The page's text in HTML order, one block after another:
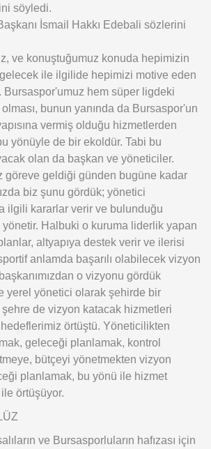
söyledi.
İsmail Hakkı Edebali sözlerini
ve konuştuğumuz konuda hepimizin
ile ilgilide hepimizi motive eden
Bursaspor'umuz hem süper ligdeki
olması, bunun yanında da Bursaspor'un
vermiş olduğu hizmetlerden
yönüyle de bir ekoldür. Tabi bu
olan da başkan ve yöneticiler.
göreve geldiği günden bugüne kadar
biz şunu gördük; yönetici
ilgili kararlar verir ve bulunduğu
Halbuki o kuruma liderlik yapan
altyapıya destek verir ve ilerisi
anlamda başarılı olabilecek vizyon
o vizyonu gördük
yerel yönetici olarak şehirde bir
de vizyon katacak hizmetleri
örtüştü. Yöneticilikten
geleceği planlamak, kontrol
bütçeyi yönetmekten vizyon
planlamak, bu yönü ile hizmet
ile örtüşüyor.
ve Bursasporluların hafızası için